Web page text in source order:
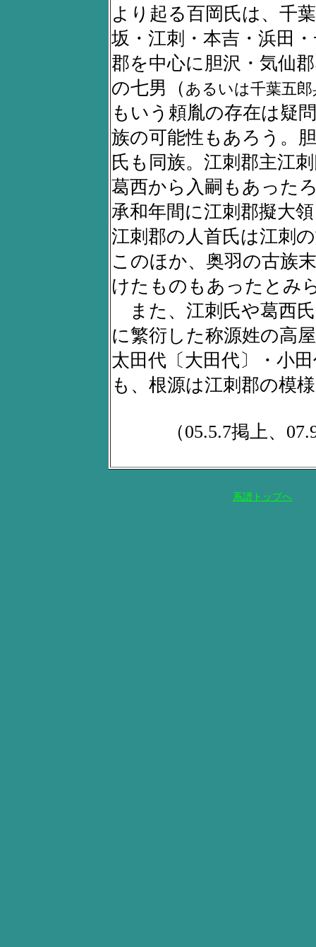
より起る百岡氏は、千
坂・江刺・本吉・浜田
郡を中心に胆沢・気仙
の七男（ あるいは千葉五
もいう頼胤の存在は疑
族の可能性もあろう。
氏も同族。江刺郡主江
葛西から入嗣もあった
承和年間に江刺郡擬大
江刺郡の人首氏は江刺
このほか、奥羽の古族
けたものもあったとみ
また、江刺氏や葛西
に繁衍した称源姓の高
太田代〔大田代〕・小
も、根源は江刺郡の模
（05.5.7掲上、
系譜トップへ